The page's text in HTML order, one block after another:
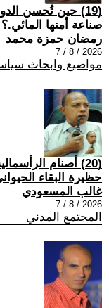
(19) حين تُحسن
صناعة أمنها المائي.؟
رمضان حمزة محمد
2026 / 8 / 7
مواضيع وابحاث
(20) أصنام
حظيرة البقاء
غالب المسعودي
2026 / 8 / 7
المجتمع المدني